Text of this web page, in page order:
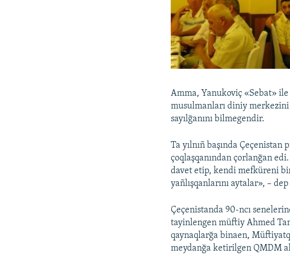
Amma, Yanukoviç «Sebat» ile
musulmanları diniy merkezini
sayılğanını bilmegendir.
Ta yılnıñ başında Çeçenistan
çoqlaşqanından çorlanğan
davet etip, kendi mefküreni
yañlışqanlarını aytalar», –
Çeçenistanda 90-ncı
tayinlengen müftiy Ahmed
qaynaqlarğa binaen,
meydanğa ketirilgen QMDM